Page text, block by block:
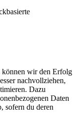
können wir den Erfolg
nachvollziehen,
Dazu
Daten
sofern du deren